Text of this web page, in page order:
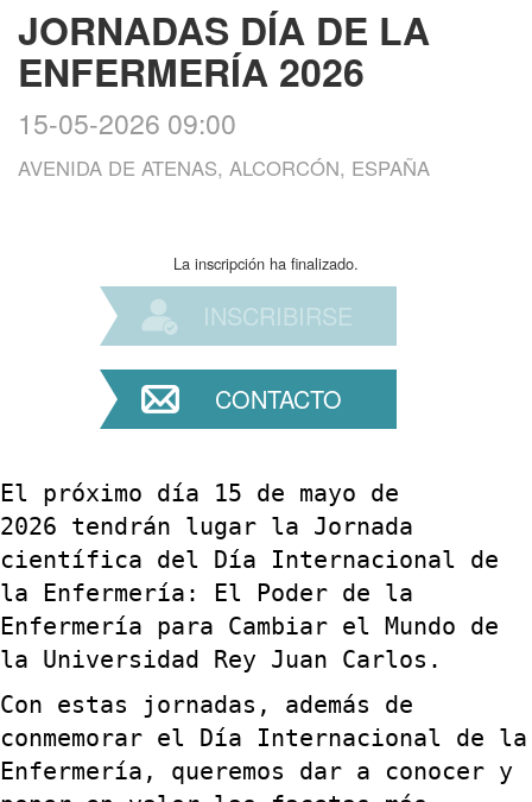
JORNADAS DÍA DE LA
ENFERMERÍA 2026
15-05-2026 09:00
AVENIDA DE ATENAS, ALCORCÓN, ESPAÑA
La inscripción ha finalizado.
INSCRIBIRSE
CONTACTO
El próximo día 15 de mayo de
2026 tendrán lugar la Jornada
científica del Día Internacional de
la Enfermería: El Poder de la
Enfermería para Cambiar el Mundo de
la Universidad Rey Juan Carlos.
Con estas jornadas, además de
conmemorar el Día Internacional de la
Enfermería, queremos dar a conocer y